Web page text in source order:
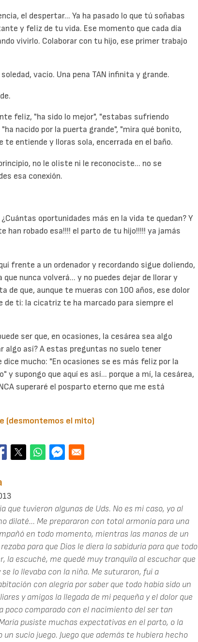
el despertar... Ya ha pasado lo que tú soñabas
y feliz de tu vida. Ese momento que cada día
vivirlo. Colaborar con tu hijo, ese primer trabajo
vacío. Una pena TAN infinita y grande.
feliz, "ha sido lo mejor", "estabas sufriendo
nacido por la puerta grande", "mira qué bonito,
te entiende y lloras sola, encerrada en el baño.
no le oliste ni le reconociste... no se
esa conexión.
oportunidades más en la vida te quedan? Y
han robado esa!!!! el parto de tu hijo!!!!! ya jamás
frente a un ordenador y recordando sigue doliendo,
nunca volverá... y no puedes dejar de llorar y
de que, aunque te mueras con 100 años, ese dolor
de ti: la cicatriz te ha marcado para siempre el
ser que, en ocasiones, la cesárea sea algo
algo así? A estas preguntas no suelo tener
mucho: "En ocasiones se es más feliz por la
y supongo que aquí es así... porque a mí, la cesárea,
superaré el posparto eterno que me está
(desmontemos el mito)
que tuvieron algunas de Uds. No es mi caso, yo al
dilaté... Me prepararon con total armonía para una
en todo momento, mientras las manos de un
para que Dios le diera la sabiduría para que todo
la escuché, me quedé muy tranquila al escuchar que
se lo llevaba con la niña. Me suturaron, fui a
con alegría por saber que todo había sido un
y amigos la llegada de mi pequeña y el dolor que
poco comparado con el nacimiento del ser tan
pusiste muchas expectativas en el parto, o la
sucio juego. Juego que además te hubiera hecho